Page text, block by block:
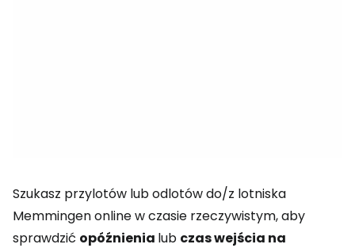
Szukasz przylotów lub odlotów do/z lotniska
Memmingen online w czasie rzeczywistym, aby
sprawdzić opóźnienia lub czas wejścia na